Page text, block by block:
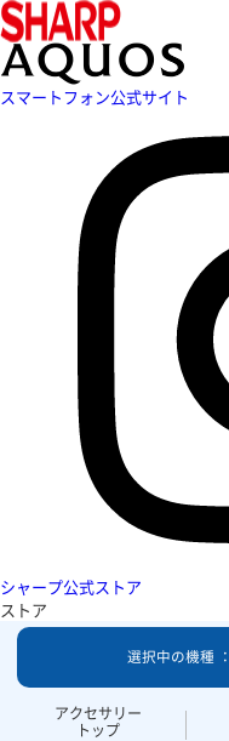
スマートフォン公式サイト
シャープ公式ストア
ストア
アクセサリー
トップ
選択中の機種 ：